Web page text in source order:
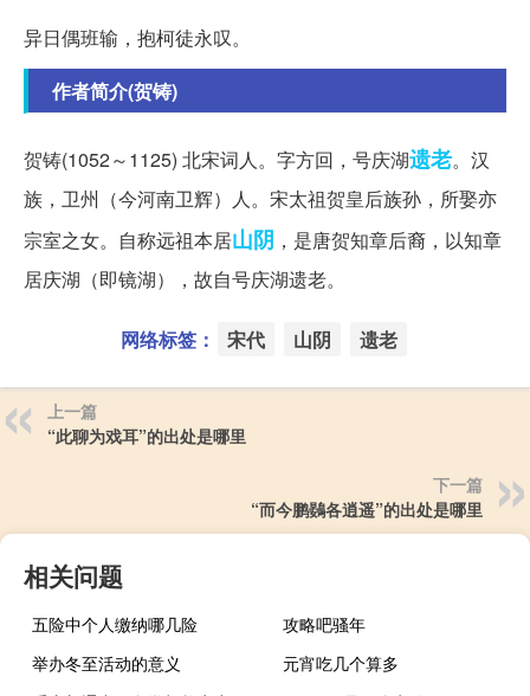
异日偶班输，抱柯徒永叹。
作者简介(贺铸)
贺铸(1052～1125) 北宋词人。字方回，号庆湖遗老。汉
族，卫州（今河南卫辉）人。宋太祖贺皇后族孙，所娶亦
宗室之女。自称远祖本居山阴 ，是唐贺知章后裔，以知章
居庆湖（即镜湖），故自号庆湖遗老。
网络标签： 宋代 山阴 遗老
上一篇
“此聊为戏耳”的出处是哪里
下一篇
“而今鹏鷃各逍遥”的出处是哪里
相关问题
五险中个人缴纳哪几险
攻略吧骚年
举办冬至活动的意义
元宵吃几个算多